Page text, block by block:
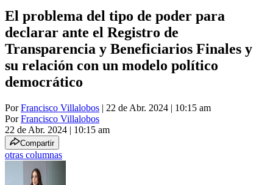
El problema del tipo de poder para
declarar ante el Registro de
Transparencia y Beneficiarios Finales y
su relación con un modelo político
democrático
PorFrancisco Villalobos | 22 de Abr. 2024 | 10:15 am
PorFrancisco Villalobos
22 de Abr. 2024 | 10:15 am
Compartir
otras columnas